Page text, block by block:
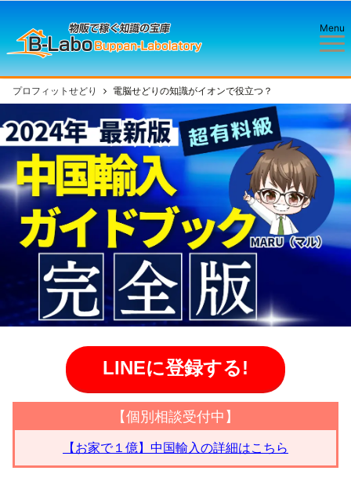
Menu
プロフィットせどり 電脳せどりの知識がイオンで役立つ？
LINEに登録する!
【個別相談受付中】
【お家で１億】中国輸入の詳細はこちら